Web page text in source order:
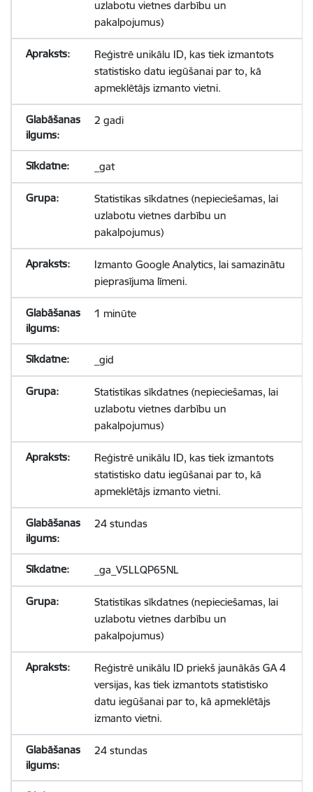
uzlabotu vietnes darbību un
pakalpojumus)
Reģistrē unikālu ID, kas tiek izmantots
statistisko datu iegūšanai par to, kā
apmeklētājs izmanto vietni.
2 gadi
_gat
Statistikas sīkdatnes (nepieciešamas, lai
uzlabotu vietnes darbību un
pakalpojumus)
Izmanto Google Analytics, lai samazinātu
pieprasījuma līmeni.
1 minūte
_gid
Statistikas sīkdatnes (nepieciešamas, lai
uzlabotu vietnes darbību un
pakalpojumus)
Reģistrē unikālu ID, kas tiek izmantots
statistisko datu iegūšanai par to, kā
apmeklētājs izmanto vietni.
24 stundas
_ga_V5LLQP65NL
Statistikas sīkdatnes (nepieciešamas, lai
uzlabotu vietnes darbību un
pakalpojumus)
Reģistrē unikālu ID priekš jaunākās GA 4
versijas, kas tiek izmantots statistisko
datu iegūšanai par to, kā apmeklētājs
izmanto vietni.
24 stundas